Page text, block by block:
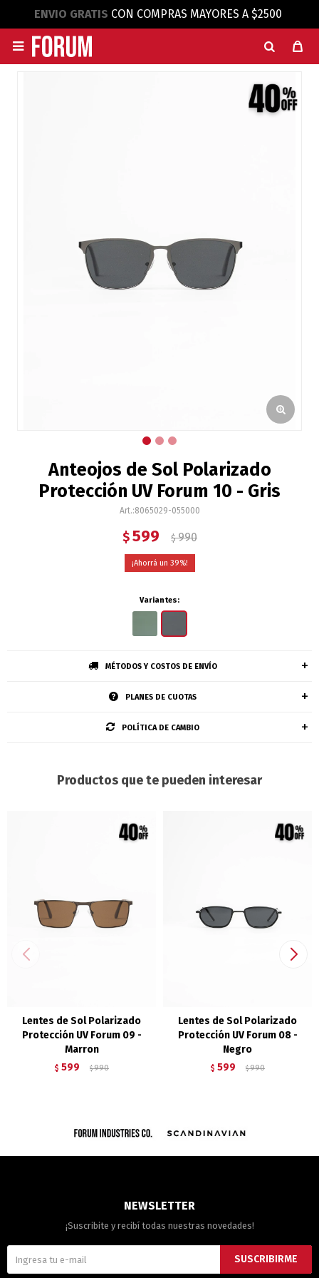
ENVIO GRATIS CON COMPRAS MAYORES A $2500

Anteojos de Sol Polarizado
Protección UV Forum 10 - Gris
8065029-055000
$ 599 $ 990
39
Variantes:
MÉTODOS Y COSTOS DE ENVÍO
PLANES DE CUOTAS
POLÍTICA DE CAMBIO
Productos que te pueden interesar
Lentes de Sol Polarizado
Protección UV Forum 09 -
Marron
$ 599 $ 990
Lentes de Sol Polarizado
Protección UV Forum 08 -
Negro
$ 599 $ 990
NEWSLETTER
¡Suscribite y recibí todas nuestras novedades!
SUSCRIBIRME